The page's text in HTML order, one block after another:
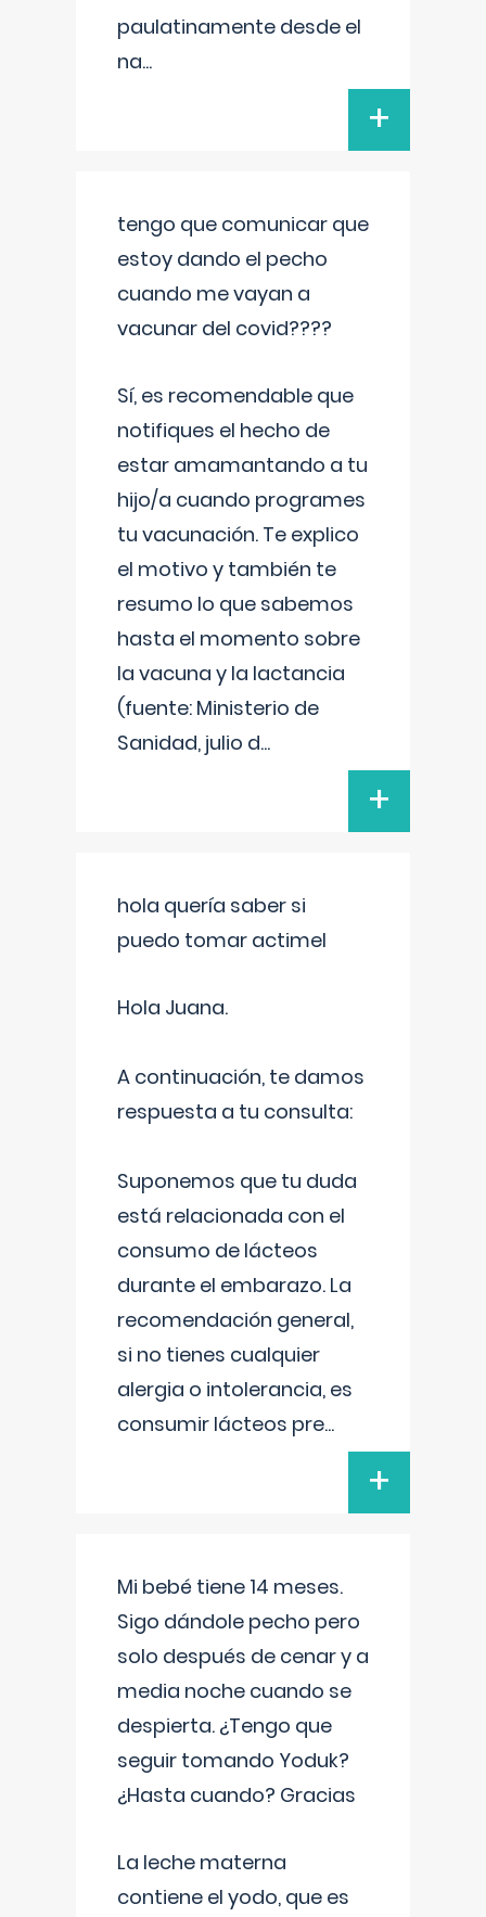
paulatinamente desde el
na...
+
tengo que comunicar que
estoy dando el pecho
cuando me vayan a
vacunar del covid????
Sí, es recomendable que
notifiques el hecho de
estar amamantando a tu
hijo/a cuando programes
tu vacunación. Te explico
el motivo y también te
resumo lo que sabemos
hasta el momento sobre
la vacuna y la lactancia
(fuente: Ministerio de
Sanidad, julio d...
+
hola quería saber si
puedo tomar actimel
Hola Juana.
A continuación, te damos
respuesta a tu consulta:
Suponemos que tu duda
está relacionada con el
consumo de lácteos
durante el embarazo. La
recomendación general,
si no tienes cualquier
alergia o intolerancia, es
consumir lácteos pre...
+
Mi bebé tiene 14 meses.
Sigo dándole pecho pero
solo después de cenar y a
media noche cuando se
despierta. ¿Tengo que
seguir tomando Yoduk?
¿Hasta cuando? Gracias
La leche materna
contiene el yodo, que es